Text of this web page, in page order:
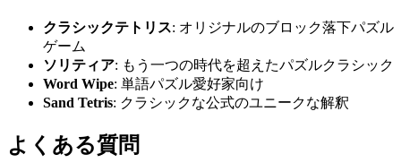
クラシックテトリス: オリジナルのブロック落下パズル
ゲーム
ソリティア: もう一つの時代を超えたパズルクラシック
Word Wipe: 単語パズル愛好家向け
Sand Tetris: クラシックな公式のユニークな解釈
よくある質問